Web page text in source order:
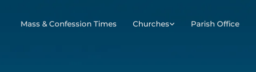
Mass & Confession Times Churches Parish Office